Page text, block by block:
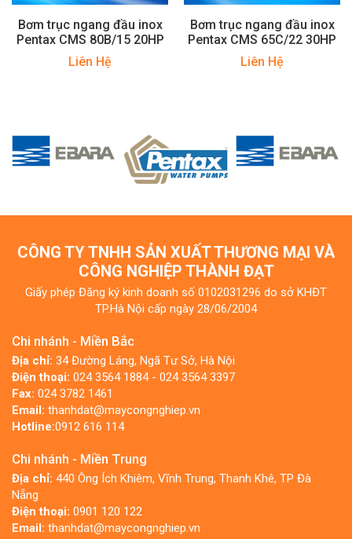
Bơm trục ngang đầu inox
Pentax CMS 80B/15 20HP
Liên Hệ
Bơm trục ngang đầu inox
Pentax CMS 65C/22 30HP
Liên Hệ
CÔNG TY TNHH SẢN XUẤT THƯƠNG MẠI VÀ
CÔNG NGHIỆP THÀNH ĐẠT
Giấy phép Đăng ký kinh doanh số 0102031296 do sở KHĐT
TP.Hà Nội cấp ngày 28/06/2004
Chi nhánh - Miền Bắc
Địa chỉ: 34 Đường Láng, Ngã Tư Sở, Hà Nội
Điện thoại: 024 3564 1884 - 024 3564 3397
Fax: 024 3782 1461
Email: thanhdat@maycongnghiep.vn
Hotline:0912 616 114
Chi nhánh - Miền Trung
Địa chỉ: 440 Ông Ích Khiêm, Vĩnh Trung, Thanh Khê, TP Đà
Nẵng
Điện thoại: 0901 120 122
Email: thanhdat@maycongnghiep.vn